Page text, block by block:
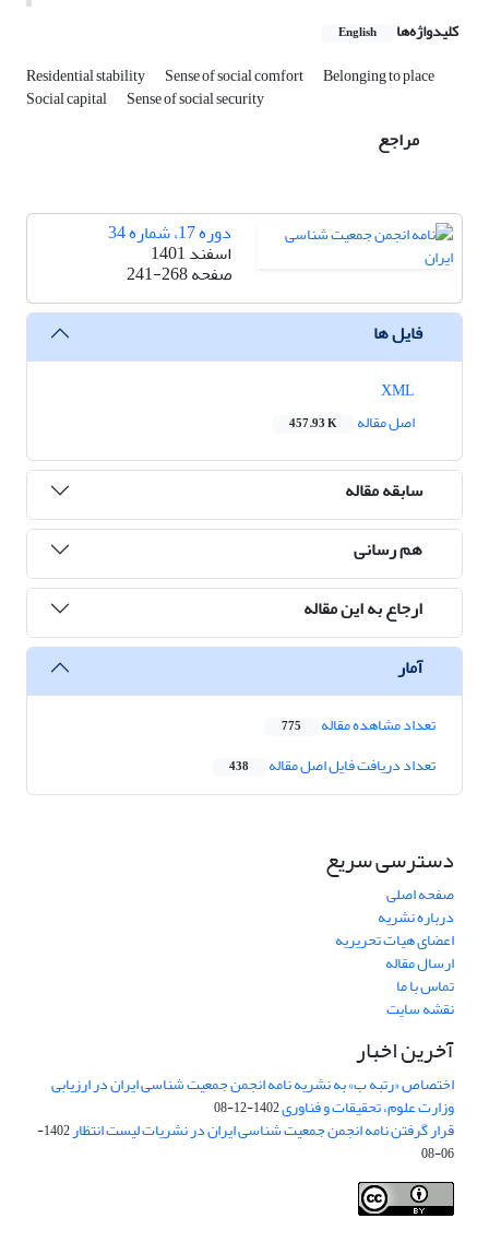
کلیدواژه‌ها English
Residential stability Sense of social comfort Belonging to place
Social capital Sense of social security
مراجع
دوره 17، شماره 34
اسفند 1401
صفحه241-268
فایل ها
اصل مقاله
457.93 K
سابقه مقاله
هم رسانی
ارجاع به این مقاله
آمار
تعداد مشاهده مقاله 775
تعداد دریافت فایل اصل مقاله 438
دسترسی سریع
صفحه اصلی
درباره نشریه
اعضای هیات تحریریه
ارسال مقاله
تماس با ما
نقشه سایت
آخرین اخبار
اختصاص «رتبه ب» به نشریه نامه انجمن جمعیت شناسی ایران در ارزیابی
وزارت علوم، تحقیقات و فناوری1402-12-08
قرار گرفتن نامه انجمن جمعیت شناسی ایران در نشریات لیست انتظار
1402-
06-08